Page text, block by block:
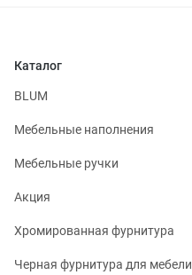
Каталог
BLUM
Мебельные наполнения
Мебельные ручки
Акция
Хромированная фурнитура
Черная фурнитура для мебели